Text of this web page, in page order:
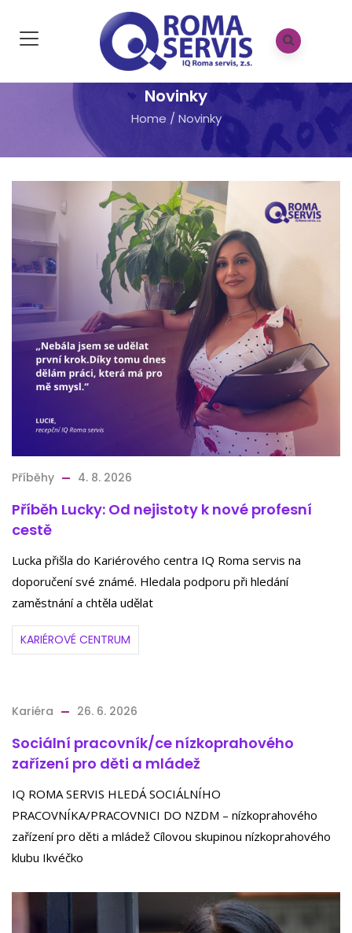
Novinky
Home / Novinky
Příběhy 4. 8. 2026
Příběh Lucky: Od nejistoty k nové profesní
cestě
Lucka přišla do Kariérového centra IQ Roma servis na
doporučení své známé. Hledala podporu při hledání
zaměstnání a chtěla udělat
KARIÉROVÉ CENTRUM
Kariéra 26. 6. 2026
Sociální pracovník/ce nízkoprahového
zařízení pro děti a mládež
IQ ROMA SERVIS HLEDÁ SOCIÁLNÍHO
PRACOVNÍKA/PRACOVNICI DO NZDM – nízkoprahového
zařízení pro děti a mládež Cílovou skupinou nízkoprahového
klubu Ikvéčko